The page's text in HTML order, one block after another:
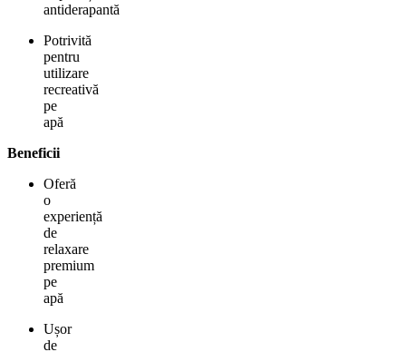
antiderapantă
Potrivită
pentru
utilizare
recreativă
pe
apă
Beneficii
Oferă
o
experiență
de
relaxare
premium
pe
apă
Ușor
de